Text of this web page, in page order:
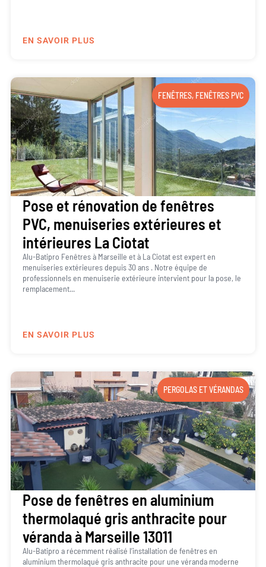
EN SAVOIR PLUS
FENÊTRES, FENÊTRES PVC
Pose et rénovation de fenêtres
PVC, menuiseries extérieures et
intérieures La Ciotat
Alu-Batipro Fenêtres à Marseille et à La Ciotat est expert en
menuiseries extérieures depuis 30 ans . Notre équipe de
professionnels en menuiserie extérieure intervient pour la pose, le
remplacement...
EN SAVOIR PLUS
PERGOLAS ET VÉRANDAS
Pose de fenêtres en aluminium
thermolaqué gris anthracite pour
véranda à Marseille 13011
Alu-Batipro a récemment réalisé l’installation de fenêtres en
aluminium thermolaqué gris anthracite pour une véranda moderne